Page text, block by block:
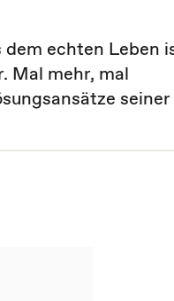
echten Leben
Mal mehr, mal
seiner